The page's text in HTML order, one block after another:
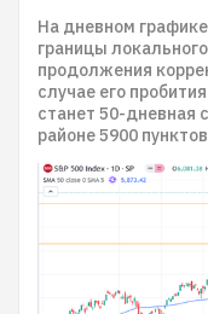
На дневном
границы
продолжения
случае его
станет 50-дневная
районе 5900